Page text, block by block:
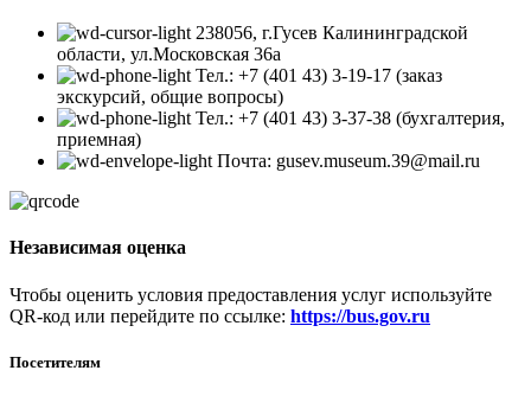
238056, г.Гусев Калининградской
области, ул.Московская 36а
Тел.: +7 (401 43) 3-19-17 (заказ
экскурсий, общие вопросы)
Тел.: +7 (401 43) 3-37-38 (бухгалтерия,
приемная)
Почта: gusev.museum.39@mail.ru
Независимая оценка
Чтобы оценить условия предоставления услуг используйте
QR-код или перейдите по ссылке: https://bus.gov.ru
Посетителям